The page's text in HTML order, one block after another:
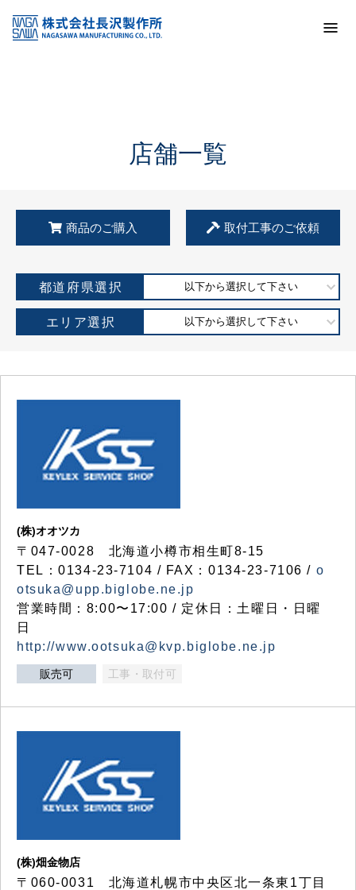
KSS加盟店・取扱店情報
店舗一覧
店舗一覧
商品のご購入 取付工事のご依頼
都道府県選択 以下から選択して下さい
エリア選択 以下から選択して下さい
(株)オオツカ
〒047-0028 北海道小樽市相生町8-15
TEL：0134-23-7104 / FAX：0134-23-7106 / o
otsuka@upp.biglobe.ne.jp
営業時間：8:00〜17:00 / 定休日：土曜日・日曜
日
http://www.ootsuka@kvp.biglobe.ne.jp
販売可 工事・取付可
(株)畑金物店
〒060-0031 北海道札幌市中央区北一条東1丁目